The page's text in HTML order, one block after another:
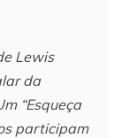
Lewis
da
“Esqueça
participam